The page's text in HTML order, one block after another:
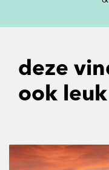
deze
ook leuk